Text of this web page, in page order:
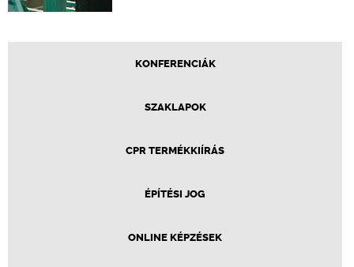
KONFERENCIÁK
SZAKLAPOK
CPR TERMÉKKIÍRÁS
ÉPÍTÉSI JOG
ONLINE KÉPZÉSEK